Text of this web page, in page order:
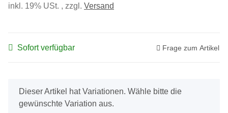
inkl. 19% USt. , zzgl. Versand
Sofort verfügbar Frage zum Artikel
xDieser Artikel hat Variationen. Wähle bitte die
gewünschte Variation aus.